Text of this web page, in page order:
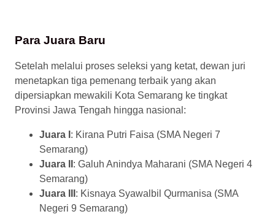
Para Juara Baru
Setelah melalui proses seleksi yang ketat, dewan juri
menetapkan tiga pemenang terbaik yang akan
dipersiapkan mewakili Kota Semarang ke tingkat
Provinsi Jawa Tengah hingga nasional:
Juara I : Kirana Putri Faisa (SMA Negeri 7
Semarang)
Juara II : Galuh Anindya Maharani (SMA Negeri 4
Semarang)
Juara III : Kisnaya Syawalbil Qurmanisa (SMA
Negeri 9 Semarang)